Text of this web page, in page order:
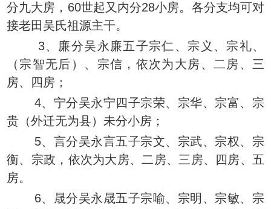
分九大房，60世起又内分28小房。各分支均可对
接老田吴氏祖源主干。
3、廉分吴永廉五子宗仁、宗义、宗礼、
（宗智无后）、宗信，依次为大房、二房、三
房、四房；
4、宁分吴永宁四子宗荣、宗华、宗富、宗
贵（外迁无为县）未分小房；
5、言分吴永言五子宗文、宗武、宗权、宗
衡、宗政，依次为大房、二房、三房、四房、五
房。
6、晟分吴永晟五子宗喻、宗明、宗敏、宗